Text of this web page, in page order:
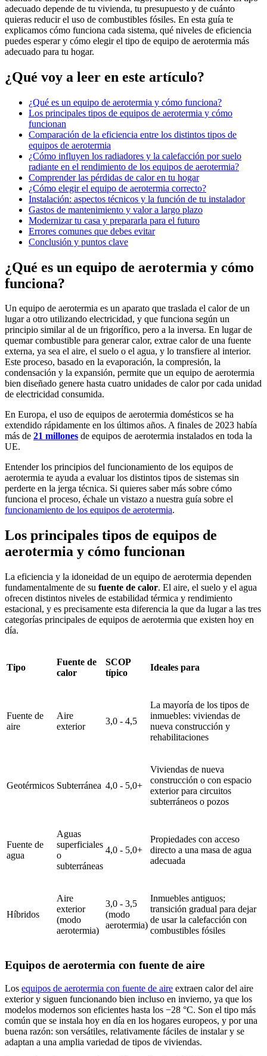
adecuado depende de tu vivienda, tu presupuesto y de cuánto
quieras reducir el uso de combustibles fósiles. En esta guía te
explicamos cómo funciona cada sistema, qué niveles de eficiencia
puedes esperar y cómo elegir el tipo de equipo de aerotermia más
adecuado para tu hogar.
¿Qué voy a leer en este artículo?
¿Qué es un equipo de aerotermia y cómo funciona?
Los principales tipos de equipos de aerotermia y cómo
funcionan
Comparación de la eficiencia entre los distintos tipos de
equipos de aerotermia
¿Cómo influyen los radiadores y la calefacción por suelo
radiante en el rendimiento de los equipos de aerotermia?
Comprender las pérdidas de calor en tu hogar
¿Cómo elegir el equipo de aerotermia correcto?
Instalación: aspectos técnicos y la función de tu instalador
Gastos de mantenimiento y valor a largo plazo
Modernizar tu casa y prepararla para el futuro
Errores comunes que debes evitar
Conclusión y puntos clave
¿Qué es un equipo de aerotermia y cómo
funciona?
Un equipo de aerotermia es un aparato que traslada el calor de un
lugar a otro utilizando electricidad, y que funciona según un
principio similar al de un frigorífico, pero a la inversa. En lugar de
quemar combustible para generar calor, extrae calor de una fuente
externa, ya sea el aire, el suelo o el agua, y lo transfiere al interior.
Este proceso, basado en la evaporación, la compresión, la
condensación y la expansión, permite que un equipo de aerotermia
bien diseñado genere hasta cuatro unidades de calor por cada unidad
de electricidad consumida.
En Europa, el uso de equipos de aerotermia domésticos se ha
extendido rápidamente en los últimos años. A finales de 2023 había
más de 21 millones de equipos de aerotermia instalados en toda la
UE.
Entender los principios del funcionamiento de los equipos de
aerotermia te ayuda a evaluar los distintos tipos de sistemas sin
perderte en la jerga técnica. Si quieres saber más sobre cómo
funciona el proceso, échale un vistazo a nuestra guía sobre el
funcionamiento de los equipos de aerotermia.
Los principales tipos de equipos de
aerotermia y cómo funcionan
La eficiencia y la idoneidad de un equipo de aerotermia dependen
fundamentalmente de su fuente de calor. El aire, el suelo y el agua
ofrecen distintos niveles de estabilidad térmica y rendimiento
estacional, y es precisamente esta diferencia la que da lugar a las tres
categorías principales de equipos de aerotermia que existen hoy en
día.
Tipo
Fuente de
calor
SCOP
típico
Ideales para
Fuente de
aire
Aire
exterior
3,0 - 4,5
La mayoría de los tipos de
inmuebles: viviendas de
nueva construcción y
rehabilitaciones
Geotérmicos Subterránea 4,0 - 5,0+
Viviendas de nueva
construcción o con espacio
exterior para circuitos
subterráneos o pozos
Fuente de
agua
Aguas
superficiales
o
subterráneas
4,0 - 5,0+
Propiedades con acceso
directo a una masa de agua
adecuada
Híbridos
Aire
exterior
(modo
aerotermia)
3,0 - 3,5
(modo
aerotermia)
Inmuebles antiguos;
transición gradual para dejar
de usar la calefacción con
combustibles fósiles
Equipos de aerotermia con fuente de aire
Los equipos de aerotermia con fuente de aire extraen calor del aire
exterior y siguen funcionando bien incluso en invierno, ya que los
modelos modernos son eficientes hasta los −28 °C. Son el tipo más
común que se instala hoy en día en los hogares europeos, y por una
buena razón: son versátiles, relativamente fáciles de instalar y se
adaptan a una amplia variedad de tipos de viviendas.